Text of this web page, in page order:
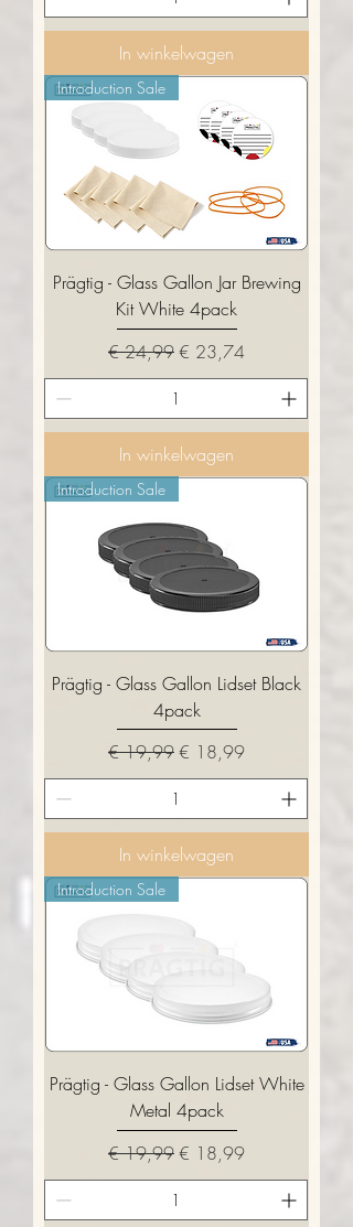
In winkelwagen
Introduction Sale
Prägtig - Glass Gallon Jar Brewing
Kit White 4pack
Normale prijs
€ 24,99Verkoopprijs
€ 23,74
In winkelwagen
Introduction Sale
Prägtig - Glass Gallon Lidset Black
4pack
Normale prijs
€ 19,99Verkoopprijs
€ 18,99
In winkelwagen
Introduction Sale
Prägtig - Glass Gallon Lidset White
Metal 4pack
Normale prijs
€ 19,99Verkoopprijs
€ 18,99